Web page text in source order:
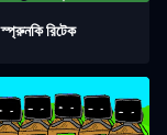
স্প্রুনকি রিটেক